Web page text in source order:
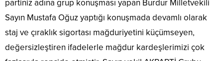
partiniz adına grup konuşması yapan Burdur Milletvekili
Sayın Mustafa Oğuz yaptığı konuşmada devamlı olarak
staj ve çıraklık sigortası mağduriyetini küçümseyen,
değersizleştiren ifadelerle mağdur kardeşlerimizi çok